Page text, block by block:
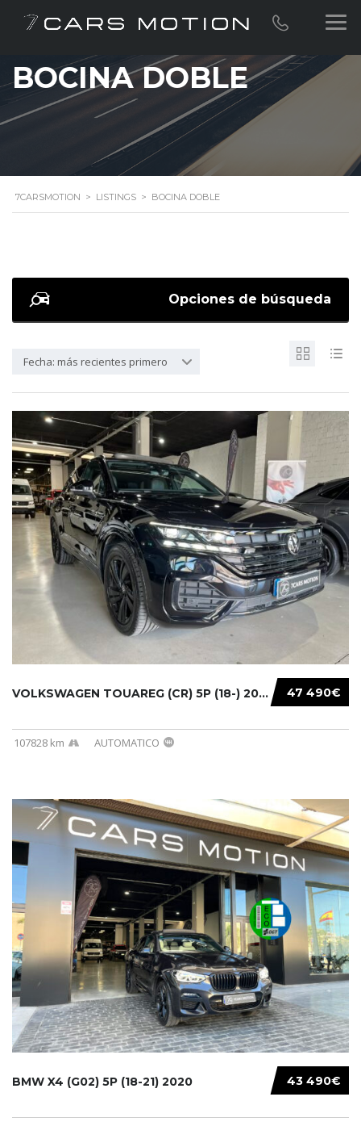
BOCINA DOBLE
7CARSMOTION > LISTINGS > BOCINA DOBLE
Opciones de búsqueda
Fecha: más recientes primero
47 490€
VOLKSWAGEN TOUAREG (CR) 5P (18-) 2021...
107828 km AUTOMATICO
43 490€
BMW X4 (G02) 5P (18-21) 2020